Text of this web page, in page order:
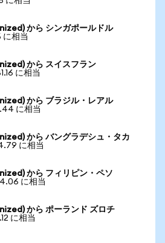
から シンガポールドル
に相当
から スイスフラン
に相当
から ブラジル・レアル
に相当
から バングラデシュ・タカ
に相当
から フィリピン・ペソ
に相当
から ポーランド ズロチ
に相当